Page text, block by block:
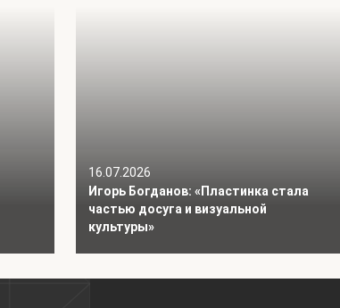
16.07.2026
Игорь Богданов: «Пластинка стала
частью досуга и визуальной
культуры»